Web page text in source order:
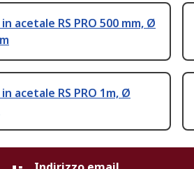
acetale RS PRO 500 mm, Ø
acetale RS PRO 1m, Ø